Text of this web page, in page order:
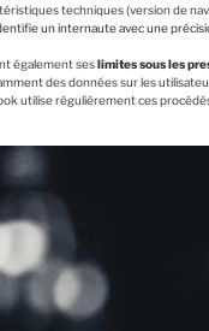
techniques (version de
un internaute avec une
également seslimites sous les
des données sur les
utilise régulièrement ces